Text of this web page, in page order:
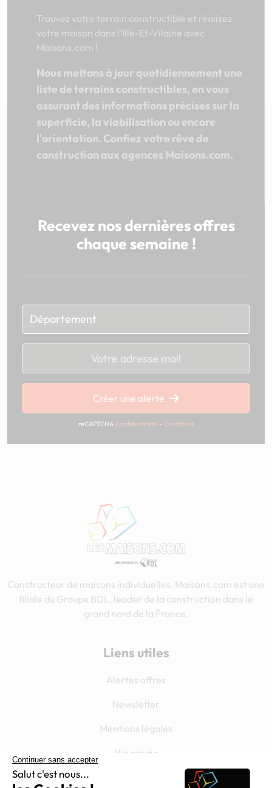
Trouvez votre terrain constructible et réalisez
votre maison dans l'Ille-Et-Vilaine avec
Maisons.com !
Nous mettons à jour quotidiennement une
liste de terrains constructibles, en vous
assurant des informations précises sur la
superficie, la viabilisation ou encore
l'orientation. Confiez votre rêve de
construction aux agences Maisons.com.
Recevez nos dernières offres
chaque semaine !
Chargement...
Créer une alerte
reCAPTCHA Confidentialité - Conditions
Constructeur de maisons individuelles, Maisons.com est une
filiale du Groupe BDL, leader de la construction dans le
grand nord de la France.
Liens utiles
Alertes offres
Newsletter
Mentions légales
Vie privée